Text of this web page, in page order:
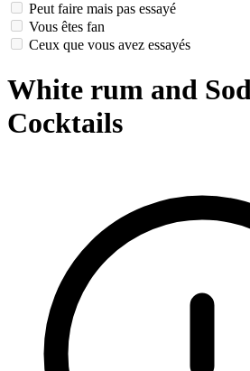
Peut faire mais pas essayé
Vous êtes fan
Ceux que vous avez essayés
White rum and
Cocktails